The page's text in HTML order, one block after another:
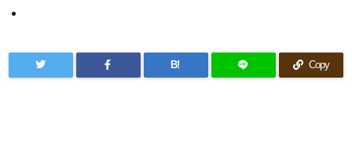
B! Copy